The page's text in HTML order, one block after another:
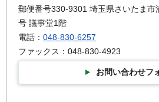
郵便番号330-9301 埼玉県さいたま市
号 議事堂1階
電話： 048-830-6257
ファックス：048-830-4923
お問い合わせフ